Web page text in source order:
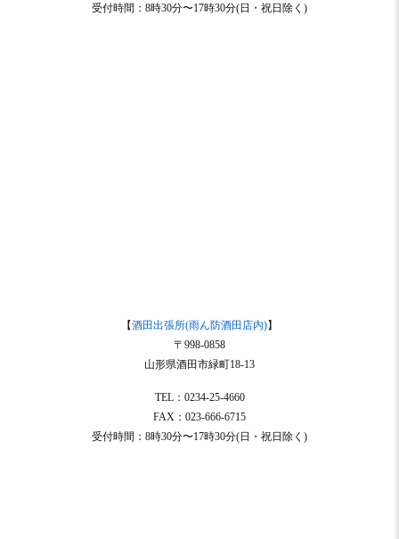
受付時間：8時30分〜17時30分(日・祝日除く)
【酒田出張所(雨ん防酒田店内)】
〒998-0858
山形県酒田市緑町18-13
TEL：0234-25-4660
FAX：023-666-6715
受付時間：8時30分〜17時30分(日・祝日除く)